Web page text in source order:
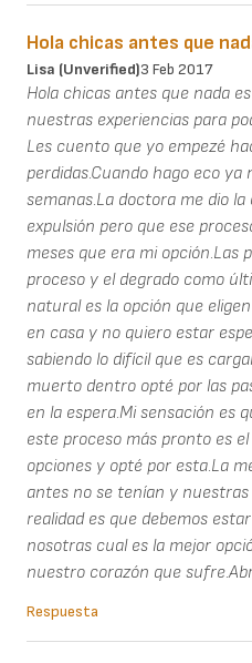
Hola chicas antes que
Lisa (unverified)3 Feb 2017
Hola chicas antes que nada
nuestras experiencias para
Les cuento que yo empezé
perdidas.Cuando hago eco
semanas.La doctora me dio
expulsión pero que ese
meses que era mi opción.Las
proceso y el degrado como
natural es la opción que
en casa y no quiero estar
sabiendo lo difícil que es
muerto dentro opté por las
en la espera.Mi sensación es
este proceso más pronto es
opciones y opté por esta.La
antes no se tenían y
realidad es que debemos
nosotras cual es la mejor
nuestro corazón que
Respuesta